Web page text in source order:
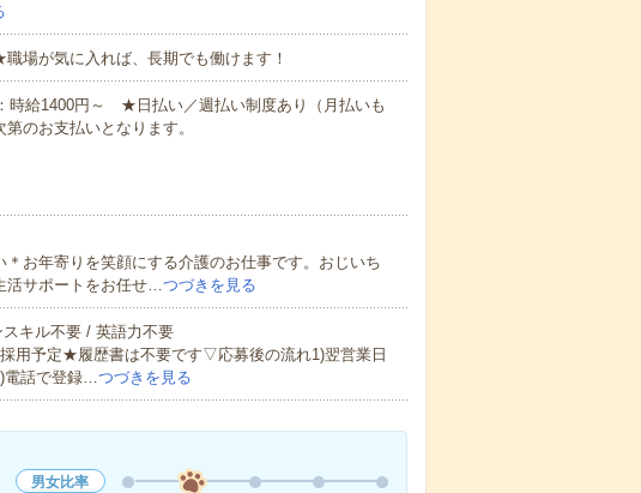
が気に入れば、長期でも働けます！
時給1400円～ ★日払い／週払い制度あり（月払いも
のお支払いとなります。
＊お年寄りを笑顔にする介護のお仕事です。おじいち
活サポートをお任せ…つづきを見る
キル不要 / 英語力不要
用予定★履歴書は不要です▽応募後の流れ1)翌営業日
電話で登録…つづきを見る
男女比率